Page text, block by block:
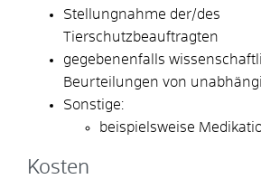
Stellungnahme der/des
Tierschutzbeauftragten
gegebenenfalls
Beurteilungen von
Sonstige:
beispielsweise
Kosten